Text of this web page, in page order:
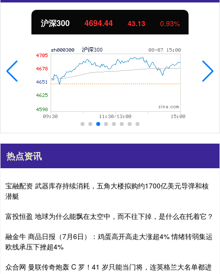
北证50 1134.24
热点资讯
宝融配资 武器库存持续消耗，五角大楼拟购约1700亿美元导弹和核
潜艇
富投恒盈 地球为什么能飘在太空中，而不往下掉，是什么在托着它？
融金牛 商品日报（7月6日）：鸡蛋高开高走大涨超4% 情绪转弱集运
欧线承压下挫超4%
众合网 曼联传奇炮轰 C 罗！41 岁只能当门将，连英格兰大名单都进